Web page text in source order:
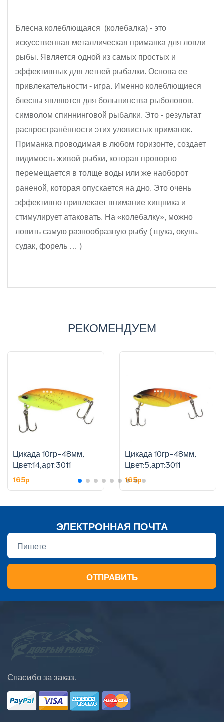
Блесна колеблющаяся (колебалка) - это
искусственная металлическая приманка для ловли
рыбы. Является одной из самых простых и
эффективных для летней рыбалки. Основа ее
привлекательности - игра. Именно колеблющиеся
блесны являются для большинства рыболовов,
символом спиннинговой рыбалки. Это - результат
распространённости этих уловистых приманок.
Приманка проводимая в любом горизонте, создает
видимость живой рыбки, которая проворно
перемещается в толще воды или же наоборот
раненой, которая опускается на дно. Это очень
эффективно привлекает внимание хищника и
стимулирует атаковать. На «колебалку», можно
ловить самую разнообразную рыбу ( щука, окунь,
судак, форель … )
РЕКОМЕНДУЕМ
Цикада 10гр-48мм,
Цвет:14,арт:3011
165p
Цикада 10гр-48мм,
Цвет:5,арт:3011
165p
ЭЛЕКТРОННАЯ ПОЧТА
ОТПРАВИТЬ
Спасибо за заказ.